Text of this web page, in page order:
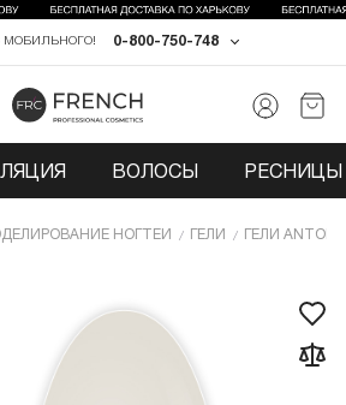
0-800-750-748
МОБИЛЬНОГО!
ВОЛОСЫ РЕСНИЦЫ
НОГТЕЙ ГЕЛИ ГЕЛИ